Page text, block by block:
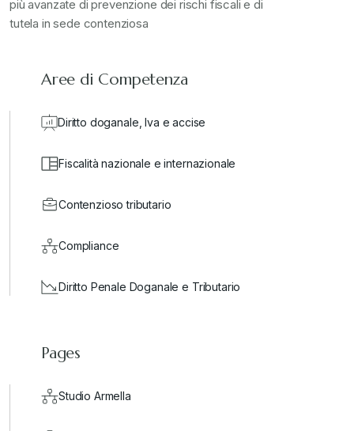
più avanzate di prevenzione dei rischi fiscali e di
tutela in sede contenziosa
Aree di Competenza
Diritto doganale, Iva e accise
Fiscalità nazionale e internazionale
Contenzioso tributario
Compliance
Diritto Penale Doganale e Tributario
Pages
Studio Armella